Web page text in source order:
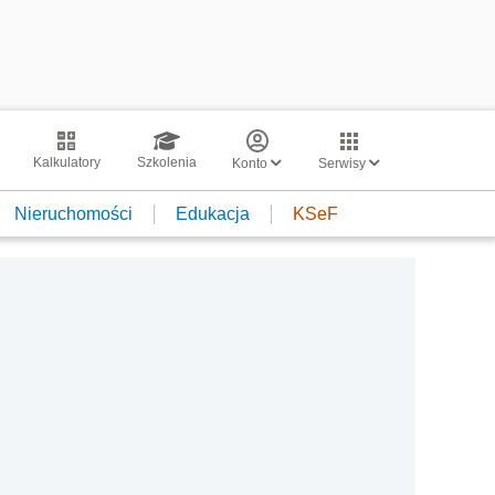
Kalkulatory Szkolenia Konto Serwisy
Nieruchomości Edukacja KSeF